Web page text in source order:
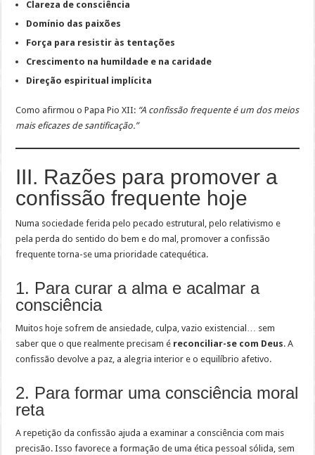
Clareza de consciência
Domínio das paixões
Força para resistir às tentações
Crescimento na humildade e na caridade
Direção espiritual implícita
Como afirmou o Papa Pio XII: “A confissão frequente é um dos meios
mais eficazes de santificação.”
III. Razões para promover a
confissão frequente hoje
Numa sociedade ferida pelo pecado estrutural, pelo relativismo e
pela perda do sentido do bem e do mal, promover a confissão
frequente torna-se uma prioridade catequética.
1. Para curar a alma e acalmar a
consciência
Muitos hoje sofrem de ansiedade, culpa, vazio existencial… sem
saber que o que realmente precisam é reconciliar-se com Deus. A
confissão devolve a paz, a alegria interior e o equilíbrio afetivo.
2. Para formar uma consciência moral
reta
A repetição da confissão ajuda a examinar a consciência com mais
precisão. Isso favorece a formação de uma ética pessoal sólida, sem